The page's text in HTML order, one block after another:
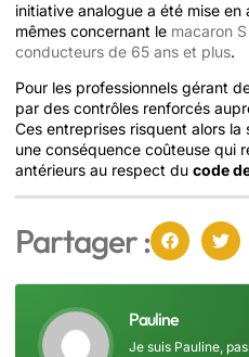
initiative analogue a été mise
mêmes concernant le macaron
conducteurs de 65 ans et plus.
Pour les professionnels gérant
par des contrôles renforcés
Ces entreprises risquent alors la
une conséquence coûteuse qui
antérieurs au respect du code
Partager :
Pauline
Je suis Pauline,